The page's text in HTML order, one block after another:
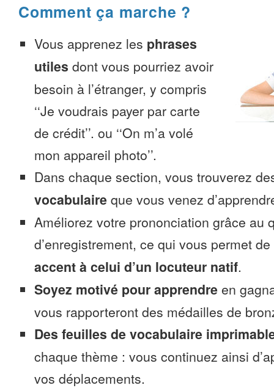
Comment ça marche ?
Vous apprenez les phrases
utiles dont vous pourriez avoir
besoin à l’étranger, y compris
‘‘Je voudrais payer par carte
de crédit’’. ou ‘‘On m’a volé
mon appareil photo’’.
Dans chaque section, vous trouverez
vocabulaire que vous venez
Améliorez votre prononciation grâce au
d’enregistrement, ce qui vous permet de
accent à celui d’un locuteur natif.
Soyez motivé pour apprendre en
vous rapporteront des médailles de
Des feuilles de vocabulaire
chaque thème : vous continuez ainsi
vos déplacements.